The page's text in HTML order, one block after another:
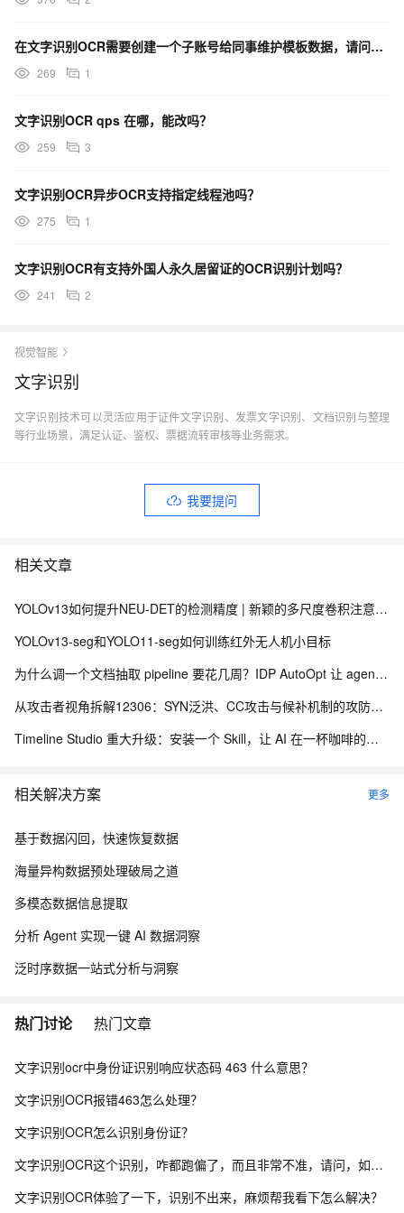
在文字识别OCR需要创建一个子账号给同事维护模板数据，请问需要给他什么权限？
269 1
文字识别OCR qps 在哪，能改吗？
259 3
文字识别OCR异步OCR支持指定线程池吗？
275 1
文字识别OCR有支持外国人永久居留证的OCR识别计划吗？
241 2
视觉智能
文字识别
文字识别技术可以灵活应用于证件文字识别、发票文字识别、文档识别与整理
等行业场景，满足认证、鉴权、票据流转审核等业务需求。
我要提问
相关文章
YOLOv13如何提升NEU-DET的检测精度 | 新颖的多尺度卷积注意力（MSCA）加在网络不同位置的涨点情况
YOLOv13-seg和YOLO11-seg如何训练红外无人机小目标
为什么调一个文档抽取 pipeline 要花几周？IDP AutoOpt 让 agent 来替你
从攻击者视角拆解12306：SYN泛洪、CC攻击与候补机制的攻防博弈
Timeline Studio 重大升级：安装一个 Skill，让 AI 在一杯咖啡的时间里完成视频剪辑，并交付可编辑工程
相关解决方案 更多
基于数据闪回，快速恢复数据
海量异构数据预处理破局之道
多模态数据信息提取
分析 Agent 实现一键 AI 数据洞察
泛时序数据一站式分析与洞察
热门讨论 热门文章
文字识别ocr中身份证识别响应状态码 463 什么意思？
文字识别OCR报错463怎么处理？
文字识别OCR怎么识别身份证？
文字识别OCR这个识别，咋都跑偏了，而且非常不准，请问，如何改善？
文字识别OCR体验了一下，识别不出来，麻烦帮我看下怎么解决？